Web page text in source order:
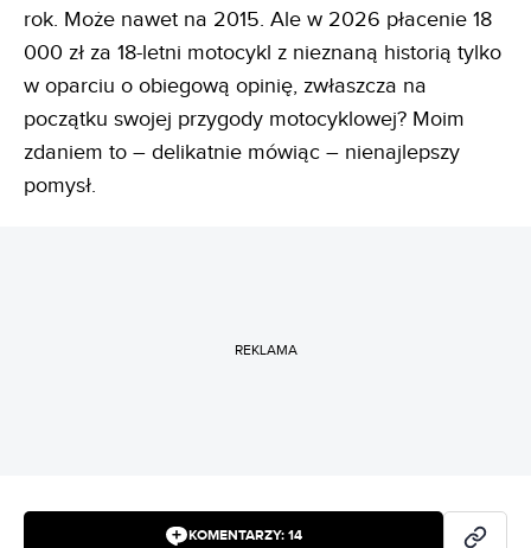
rok. Może nawet na 2015. Ale w 2026 płacenie 18
000 zł za 18-letni motocykl z nieznaną historią tylko
w oparciu o obiegową opinię, zwłaszcza na
początku swojej przygody motocyklowej? Moim
zdaniem to – delikatnie mówiąc – nienajlepszy
pomysł.
REKLAMA
KOMENTARZY: 14